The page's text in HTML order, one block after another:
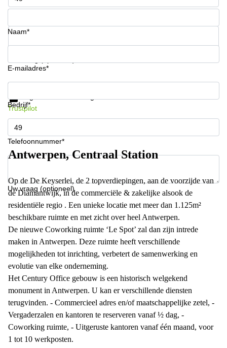
Telefoonnummer*
Naam*
E-mailadres*
Bedrijf*
Telefoonnummer*
Uw vraag (optioneel)
Krijg informatie en prijzen
Trustpilot
Antwerpen, Centraal Station
Op de De Keyserlei, de 2 topverdiepingen, aan de voorzijde van
de Diamantwijk, in de commerciële & zakelijke alsook de
residentiële regio . Een unieke locatie met meer dan 1.125m²
beschikbare ruimte en met zicht over heel Antwerpen.
De nieuwe Coworking ruimte ‘Le Spot’ zal dan zijn intrede
maken in Antwerpen. Deze ruimte heeft verschillende
mogelijkheden tot inrichting, verbetert de samenwerking en
evolutie van elke onderneming.
Het Century Office gebouw is een historisch welgekend
monument in Antwerpen. U kan er verschillende diensten
terugvinden. - Commercieel adres en/of maatschappelijke zetel, -
Vergaderzalen en kantoren te reserveren vanaf ½ dag, -
Coworking ruimte, - Uitgeruste kantoren vanaf één maand, voor
1 tot 10 werkposten.